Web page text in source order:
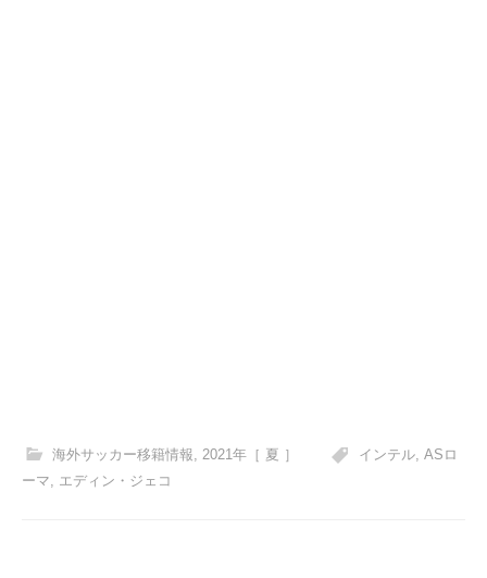
海外サッカー移籍情報, 2021年［ 夏 ］ インテル, ASロ
ーマ
エディン・ジェコ